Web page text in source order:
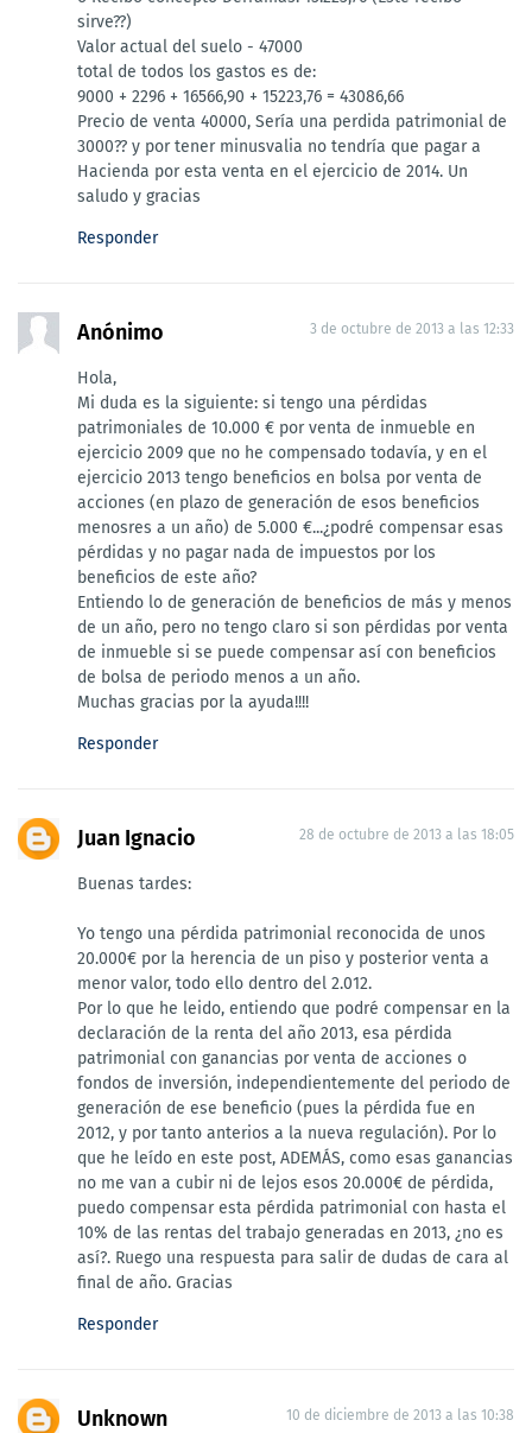
sirve??)
Valor actual del suelo - 47000
total de todos los gastos es de:
9000 + 2296 + 16566,90 + 15223,76 = 43086,66
Precio de venta 40000, Sería una perdida patrimonial de
3000?? y por tener minusvalia no tendría que pagar a
Hacienda por esta venta en el ejercicio de 2014. Un
saludo y gracias
Responder
Anónimo 3 de octubre de 2013 a las 12:33
Hola,
Mi duda es la siguiente: si tengo una pérdidas
patrimoniales de 10.000 € por venta de inmueble en
ejercicio 2009 que no he compensado todavía, y en el
ejercicio 2013 tengo beneficios en bolsa por venta de
acciones (en plazo de generación de esos beneficios
menosres a un año) de 5.000 €...¿podré compensar esas
pérdidas y no pagar nada de impuestos por los
beneficios de este año?
Entiendo lo de generación de beneficios de más y menos
de un año, pero no tengo claro si son pérdidas por venta
de inmueble si se puede compensar así con beneficios
de bolsa de periodo menos a un año.
Muchas gracias por la ayuda!!!!
Responder
Juan Ignacio 28 de octubre de 2013 a las 18:05
Buenas tardes:
Yo tengo una pérdida patrimonial reconocida de unos
20.000€ por la herencia de un piso y posterior venta a
menor valor, todo ello dentro del 2.012.
Por lo que he leido, entiendo que podré compensar en la
declaración de la renta del año 2013, esa pérdida
patrimonial con ganancias por venta de acciones o
fondos de inversión, independientemente del periodo de
generación de ese beneficio (pues la pérdida fue en
2012, y por tanto anterios a la nueva regulación). Por lo
que he leído en este post, ADEMÁS, como esas ganancias
no me van a cubir ni de lejos esos 20.000€ de pérdida,
puedo compensar esta pérdida patrimonial con hasta el
10% de las rentas del trabajo generadas en 2013, ¿no es
así?. Ruego una respuesta para salir de dudas de cara al
final de año. Gracias
Responder
Unknown 10 de diciembre de 2013 a las 10:38